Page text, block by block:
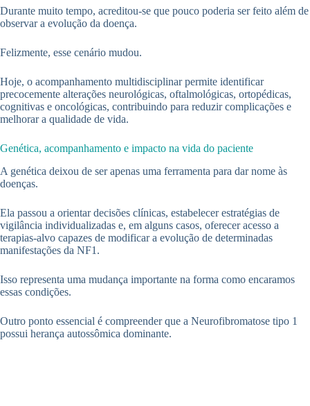
Durante muito tempo, acreditou-se que pouco poderia ser feito além de
observar a evolução da doença.
Felizmente, esse cenário mudou.
Hoje, o acompanhamento multidisciplinar permite identificar
precocemente alterações neurológicas, oftalmológicas, ortopédicas,
cognitivas e oncológicas, contribuindo para reduzir complicações e
melhorar a qualidade de vida.
Genética, acompanhamento e impacto na vida do paciente
A genética deixou de ser apenas uma ferramenta para dar nome às
doenças.
Ela passou a orientar decisões clínicas, estabelecer estratégias de
vigilância individualizadas e, em alguns casos, oferecer acesso a
terapias-alvo capazes de modificar a evolução de determinadas
manifestações da NF1.
Isso representa uma mudança importante na forma como encaramos
essas condições.
Outro ponto essencial é compreender que a Neurofibromatose tipo 1
possui herança autossômica dominante.